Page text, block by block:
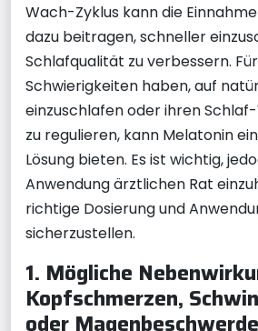
Wach-Zyklus kann die
dazu beitragen, schneller
Schlafqualität zu verbessern.
Schwierigkeiten haben, auf
einzuschlafen oder ihren
zu regulieren, kann Melatonin
Lösung bieten. Es ist wichtig,
Anwendung ärztlichen Rat
richtige Dosierung und
sicherzustellen.
1. Mögliche
Kopfschmerzen,
oder